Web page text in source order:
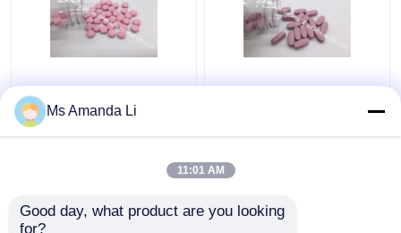
De tand van het
Beenvitaminen van de
Gezondheidszonneschijn
Het multi Minerale de
Gezondheidssupplement
BT7N
Ms Amanda Li
11:01 AM
Good day, what product are you looking
for?